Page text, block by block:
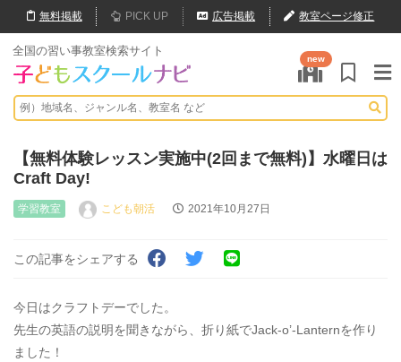
無料掲載 PICK UP 広告掲載 教室ページ修正
全国の習い事教室検索サイト
new
【無料体験レッスン実施中(2回まで無料)】水曜日は
Craft Day!
学習教室 こども朝活 2021年10月27日
この記事をシェアする
今日はクラフトデーでした。
先生の英語の説明を聞きながら、折り紙でJack-o’-Lanternを作り
ました！